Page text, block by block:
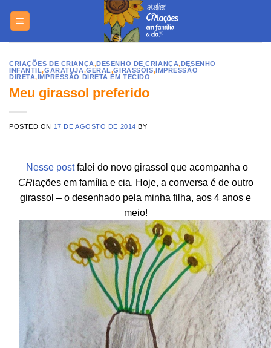
CRIAÇÕES DE CRIANÇA,DESENHO DE CRIANÇA,DESENHO
INFANTIL,GARATUJA,GERAL,GIRASSÓIS,IMPRESSÃO
DIRETA,IMPRESSÃO DIRETA EM TECIDO
Meu girassol preferido
POSTED ON 17 DE AGOSTO DE 2014 BY
Nesse postfalei do novo girassol que acompanha o
CRiações em família e cia. Hoje, a conversa é de outro
girassol – o desenhado pela minha filha, aos 4 anos e
meio!